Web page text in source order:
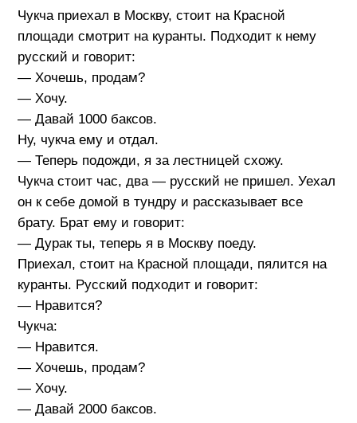
Чукча приехал в Москву, стоит на Красной
площади смотрит на куранты. Подходит к нему
русский и говорит:
— Хочешь, продам?
— Хочу.
— Давай 1000 баксов.
Ну, чукча ему и отдал.
— Теперь подожди, я за лестницей схожу.
Чукча стоит час, два — русский не пришел. Уехал
он к себе домой в тундру и рассказывает все
брату. Брат ему и говорит:
— Дурак ты, теперь я в Москву поеду.
Приехал, стоит на Красной площади, пялится на
куранты. Русский подходит и говорит:
— Нравится?
Чукча:
— Нравится.
— Хочешь, продам?
— Хочу.
— Давай 2000 баксов.